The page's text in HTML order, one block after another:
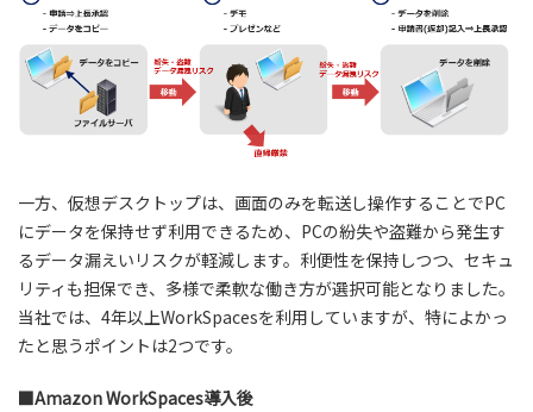
一方、仮想デスクトップは、画面のみを転送し操作することでPC
にデータを保持せず利用できるため、PCの紛失や盗難から発生す
るデータ漏えいリスクが軽減します。利便性を保持しつつ、セキュ
リティも担保でき、多様で柔軟な働き方が選択可能となりました。
当社では、4年以上WorkSpacesを利用していますが、特によかっ
たと思うポイントは2つです。
■Amazon WorkSpaces導入後